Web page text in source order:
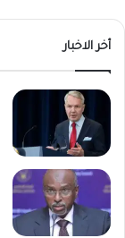
أخر الاخبار